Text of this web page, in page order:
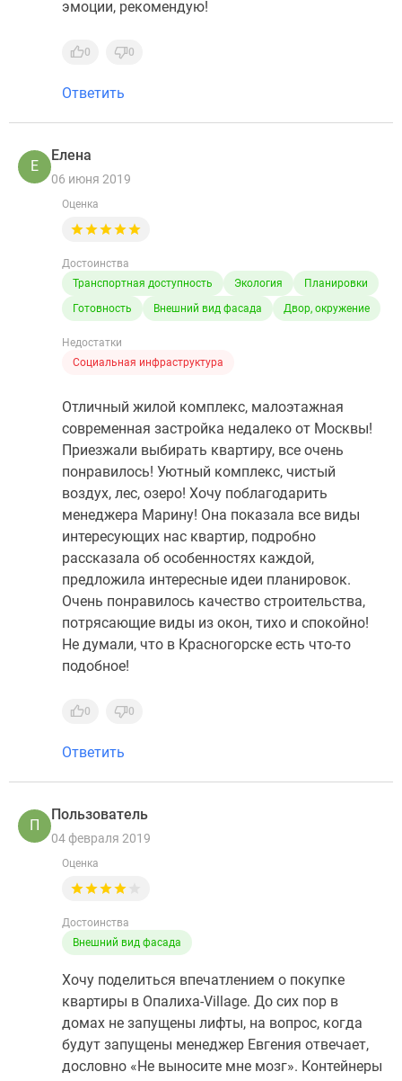
эмоции, рекомендую!
0 0
Ответить
Е
Елена
06 июня 2019
Оценка
Достоинства
Транспортная доступность
Экология
Планировки
Готовность
Внешний вид фасада Двор, окружение
Недостатки
Социальная инфраструктура
Отличный жилой комплекс, малоэтажная
современная застройка недалеко от Москвы!
Приезжали выбирать квартиру, все очень
понравилось! Уютный комплекс, чистый
воздух, лес, озеро! Хочу поблагодарить
менеджера Марину! Она показала все виды
интересующих нас квартир, подробно
рассказала об особенностях каждой,
предложила интересные идеи планировок.
Очень понравилось качество строительства,
потрясающие виды из окон, тихо и спокойно!
Не думали, что в Красногорске есть что-то
подобное!
0 0
Ответить
П
Пользователь
04 февраля 2019
Оценка
Достоинства
Внешний вид фасада
Хочу поделиться впечатлением о покупке
квартиры в Опалиха-Village. До сих пор в
домах не запущены лифты, на вопрос, когда
будут запущены менеджер Евгения отвечает,
дословно «Не выносите мне мозг». Контейнеры